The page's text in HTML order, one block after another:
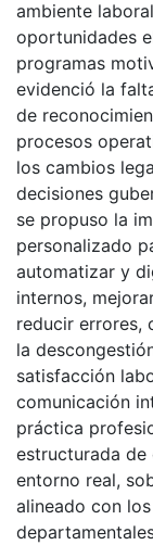
ambiente
oportunidades
programas
evidenció la
de
procesos
los cambios
decisiones
se propuso la
personalizado
automatizar y
internos,
reducir errores,
la
satisfacción
comunicación
práctica
estructurada de
entorno real,
alineado con